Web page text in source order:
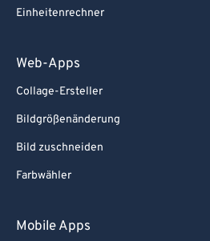
Einheitenrechner
Web-Apps
Collage-Ersteller
Bildgrößenänderung
Bild zuschneiden
Farbwähler
Mobile Apps